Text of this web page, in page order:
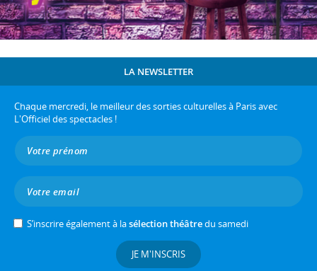
LA NEWSLETTER
Chaque mercredi, le meilleur des sorties culturelles à Paris avec
L'Officiel des spectacles !
S’inscrire également à lasélection théâtredu samedi
JE M'INSCRIS